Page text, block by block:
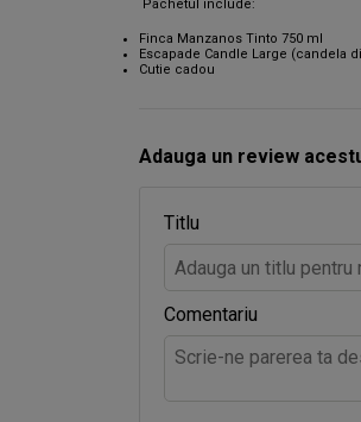
Pachetul include:
Finca Manzanos Tinto 750 ml
Escapade Candle Large (candela
Cutie cadou
Adauga un review
Titlu
Comentariu